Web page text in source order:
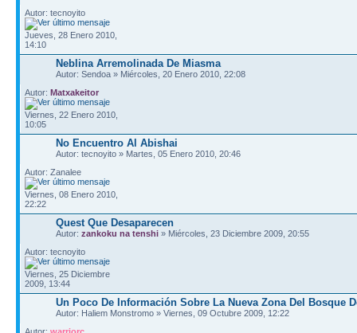
Autor: tecnoyito
Jueves, 28 Enero 2010,
14:10
Neblina Arremolinada De Miasma
Autor: Sendoa » Miércoles, 20 Enero 2010, 22:08
Autor: Matxakeitor
Viernes, 22 Enero 2010,
10:05
No Encuentro Al Abishai
Autor: tecnoyito » Martes, 05 Enero 2010, 20:46
Autor: Zanalee
Viernes, 08 Enero 2010,
22:22
Quest Que Desaparecen
Autor: zankoku na tenshi » Miércoles, 23 Diciembre 2009, 20:55
Autor: tecnoyito
Viernes, 25 Diciembre
2009, 13:44
Un Poco De Información Sobre La Nueva Zona Del Bosque
Autor: Haliem Monstromo » Viernes, 09 Octubre 2009, 12:22
Autor: warriorc